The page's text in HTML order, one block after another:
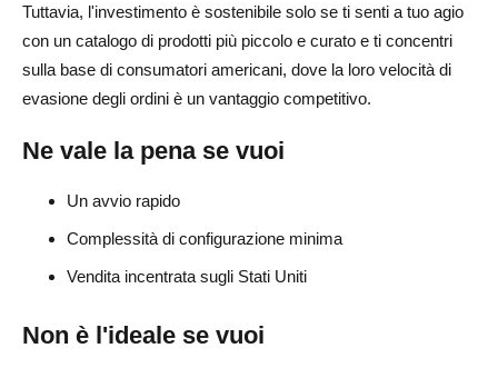
Tuttavia, l'investimento è sostenibile solo se ti senti a tuo agio
con un catalogo di prodotti più piccolo e curato e ti concentri
sulla base di consumatori americani, dove la loro velocità di
evasione degli ordini è un vantaggio competitivo.
Ne vale la pena se vuoi
Un avvio rapido
Complessità di configurazione minima
Vendita incentrata sugli Stati Uniti
Non è l'ideale se vuoi